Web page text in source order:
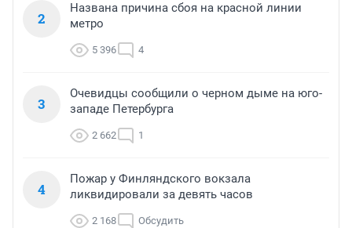
2
Названа причина сбоя на красной линии
метро
5 396 4
3
Очевидцы сообщили о черном дыме на юго-
западе Петербурга
2 662 1
4
Пожар у Финляндского вокзала
ликвидировали за девять часов
2 168 Обсудить